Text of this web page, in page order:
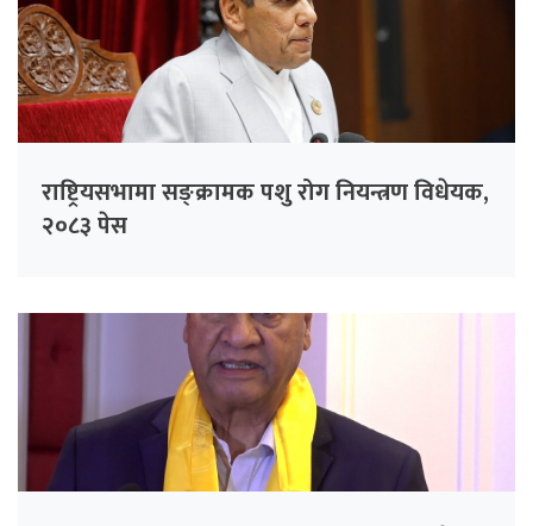
राष्ट्रियसभामा सङ्क्रामक पशु रोग नियन्त्रण विधेयक,
२०८३ पेस